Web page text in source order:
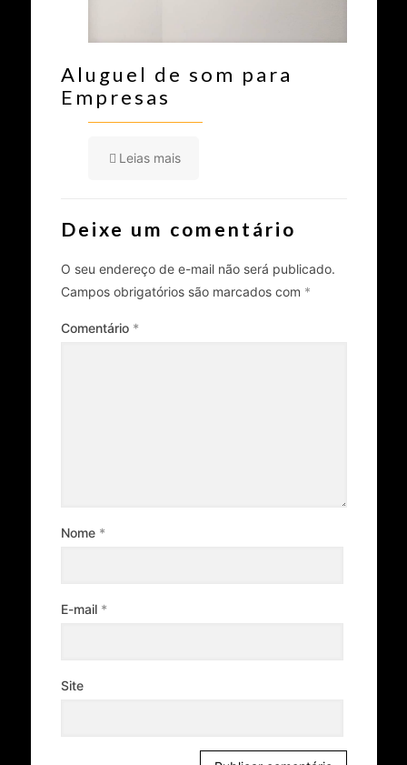
Aluguel de som para
Empresas
Leias mais
Deixe um comentário
O seu endereço de e-mail não será publicado.
Campos obrigatórios são marcados com *
Comentário *
Nome *
E-mail *
Site